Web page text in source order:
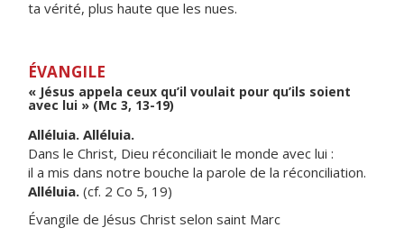
ta vérité, plus haute que les nues.
ÉVANGILE
« Jésus appela ceux qu’il voulait pour qu’ils soient
avec lui » (Mc 3, 13-19)
Alléluia. Alléluia.
Dans le Christ, Dieu réconciliait le monde avec lui :
il a mis dans notre bouche la parole de la réconciliation.
Alléluia. (cf. 2 Co 5, 19)
Évangile de Jésus Christ selon saint Marc